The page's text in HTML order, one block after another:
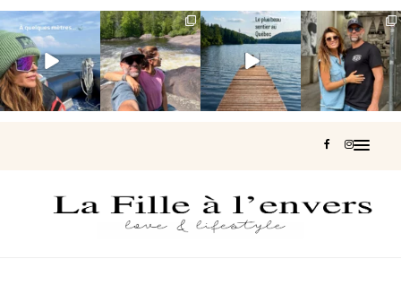
Voir une baleine
en photo, c’est
impressionnant
🐋...
Les Laurentides,
le Québec
version nature.
...
Et si je te disais
qu’il existe un
sentier où tu...
127 37
Montréal, une
très belle
surprise 🇨🇦
444